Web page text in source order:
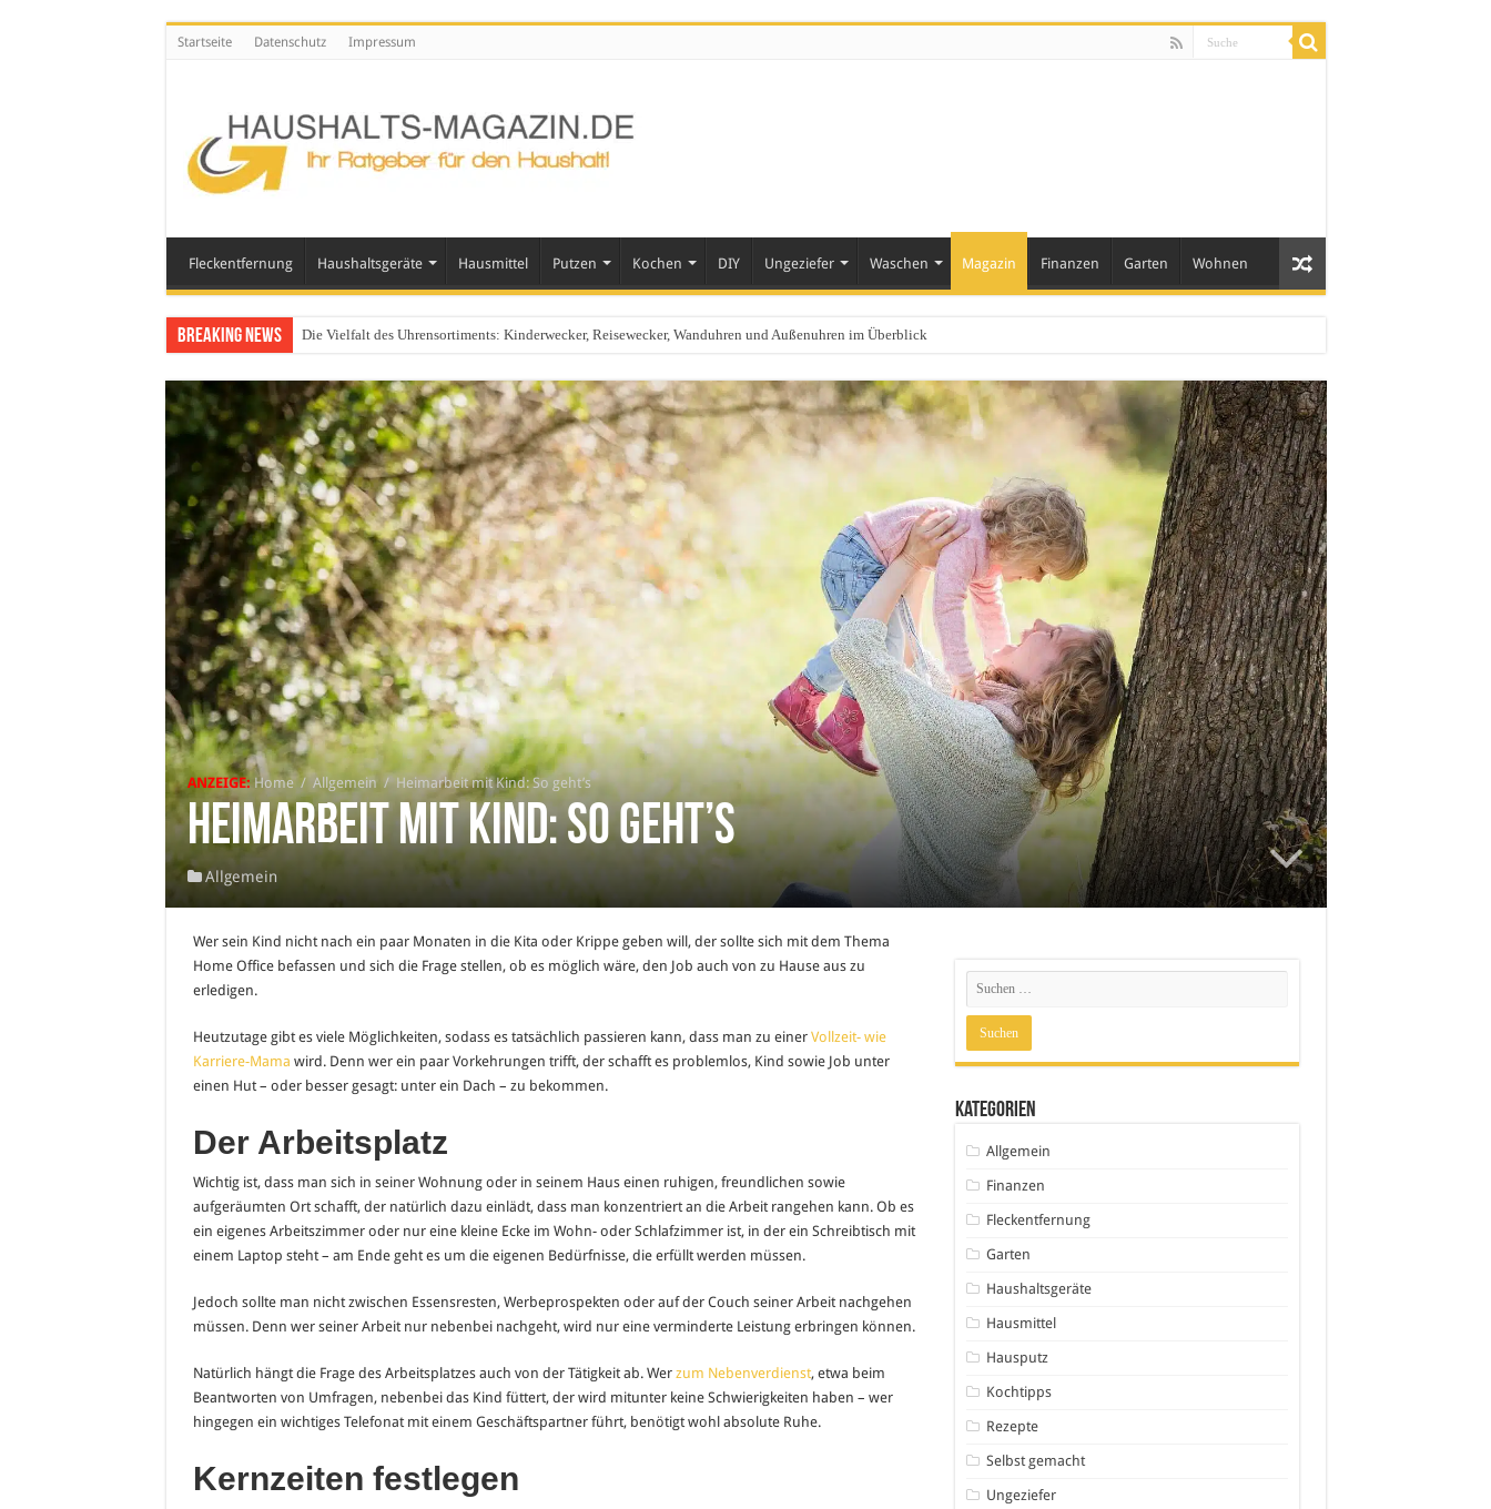
Startseite Datenschutz Impressum
Fleckentfernung Haushaltsgeräte Hausmittel Putzen Kochen DIY Ungeziefer Waschen Magazin Finanzen Garten Wohnen
Breaking News Die Vielfalt des Uhrensortiments: Kinderwecker, Reisewecker, Wanduhren und Außenuhren im Überblick
Glasgeländer in modernen Wohnhäusern
ANZEIGE: Home / Allgemein / Heimarbeit mit Kind: So geht’s
Heimarbeit mit Kind: So geht’s
Allgemein
Wer sein Kind nicht nach ein paar Monaten in die Kita oder Krippe geben will, der sollte sich mit dem Thema
Home Office befassen und sich die Frage stellen, ob es möglich wäre, den Job auch von zu Hause aus zu
erledigen.
Heutzutage gibt es viele Möglichkeiten, sodass es tatsächlich passieren kann, dass man zu einer Vollzeit- wie
Karriere-Mama wird. Denn wer ein paar Vorkehrungen trifft, der schafft es problemlos, Kind sowie Job unter
einen Hut – oder besser gesagt: unter ein Dach – zu bekommen.
Der Arbeitsplatz
Wichtig ist, dass man sich in seiner Wohnung oder in seinem Haus einen ruhigen, freundlichen sowie
aufgeräumten Ort schafft, der natürlich dazu einlädt, dass man konzentriert an die Arbeit rangehen kann. Ob es
ein eigenes Arbeitszimmer oder nur eine kleine Ecke im Wohn- oder Schlafzimmer ist, in der ein Schreibtisch mit
einem Laptop steht – am Ende geht es um die eigenen Bedürfnisse, die erfüllt werden müssen.
Jedoch sollte man nicht zwischen Essensresten, Werbeprospekten oder auf der Couch seiner Arbeit nachgehen
müssen. Denn wer seiner Arbeit nur nebenbei nachgeht, wird nur eine verminderte Leistung erbringen können.
Natürlich hängt die Frage des Arbeitsplatzes auch von der Tätigkeit ab. Wer zum Nebenverdienst, etwa beim
Beantworten von Umfragen, nebenbei das Kind füttert, der wird mitunter keine Schwierigkeiten haben – wer
hingegen ein wichtiges Telefonat mit einem Geschäftspartner führt, benötigt wohl absolute Ruhe.
Kernzeiten festlegen
Kategorien
Allgemein
Finanzen
Fleckentfernung
Garten
Haushaltsgeräte
Hausmittel
Hausputz
Kochtipps
Rezepte
Selbst gemacht
Ungeziefer